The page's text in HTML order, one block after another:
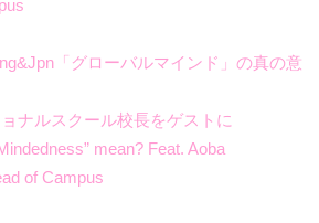
「グローバルマインド」の真の意
ナルスクール校長をゲストに
mean? Feat. Aoba
of Campus